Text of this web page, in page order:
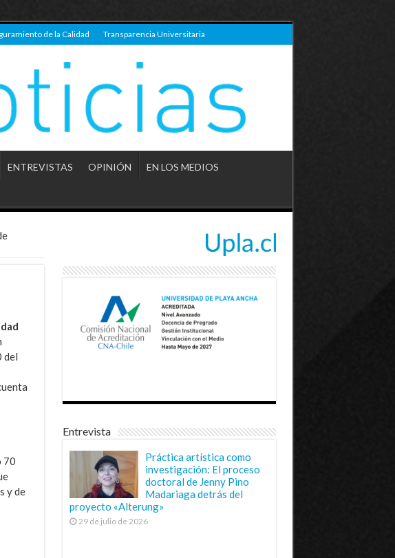
de la Calidad Transparencia Universitaria
ENTREVISTAS OPINIÓN EN LOS MEDIOS
del
70
y de
Entrevista
Práctica artística como
investigación: El proceso
doctoral de Jenny Pino
Madariaga detrás del
proyecto «Alterung»
29 de julio de 2026